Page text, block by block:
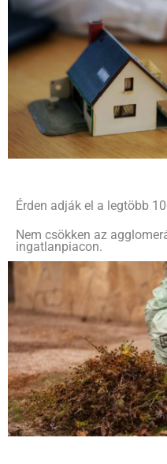
Érden adják el a legtöbb
Nem csökken az
ingatlanpiacon.